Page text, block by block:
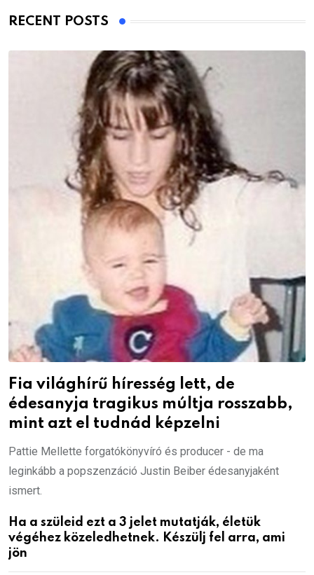
RECENT POSTS
Fia világhírű híresség lett, de
édesanyja tragikus múltja rosszabb,
mint azt el tudnád képzelni
Pattie Mellette forgatókönyvíró és producer - de ma
leginkább a popszenzáció Justin Beiber édesanyjaként
ismert.
Ha a szüleid ezt a 3 jelet mutatják, életük
végéhez közeledhetnek. Készülj fel arra, ami
jön